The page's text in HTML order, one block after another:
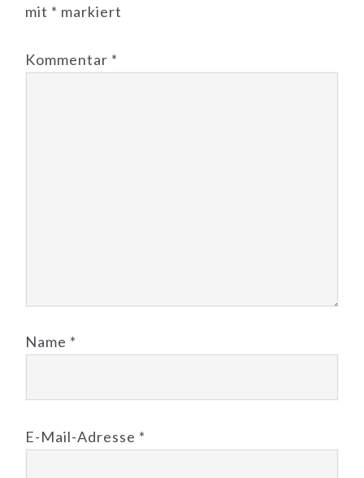
mit * markiert
Kommentar *
Name *
E-Mail-Adresse *